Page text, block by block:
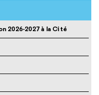
2026-2027 à la Cité